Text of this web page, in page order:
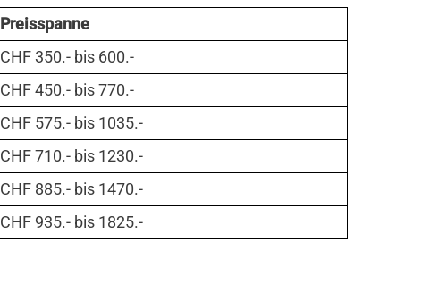
Preisspanne
CHF 350.- bis 600.-
CHF 450.- bis 770.-
CHF 575.- bis 1035.-
CHF 710.- bis 1230.-
CHF 885.- bis 1470.-
CHF 935.- bis 1825.-